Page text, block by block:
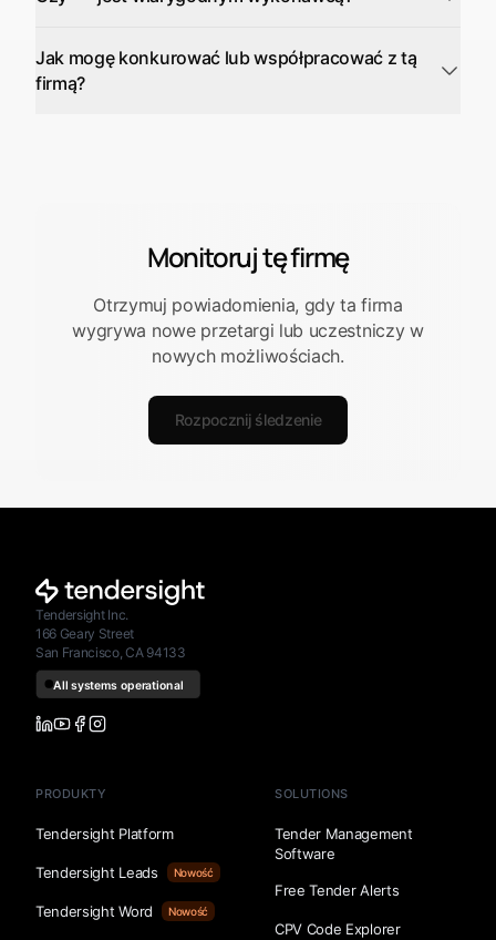
Jak mogę konkurować lub współpracować z tą
firmą?
Monitoruj tę firmę
Otrzymuj powiadomienia, gdy ta firma
wygrywa nowe przetargi lub uczestniczy w
nowych możliwościach.
Rozpocznij śledzenie
Tendersight Inc.
166 Geary Street
San Francisco, CA 94133
PRODUKTY
Tendersight Platform
Tendersight Leads Nowość
Tendersight Word Nowość
SOLUTIONS
Tender Management
Software
Free Tender Alerts
CPV Code Explorer